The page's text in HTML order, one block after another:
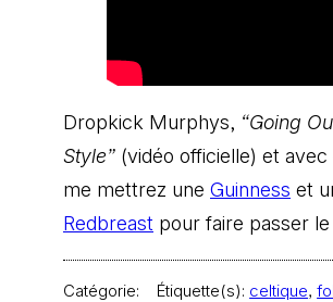
Dropkick Murphys, “Going
Style” (vidéo officielle) et avec
me mettrez une Guinness et
Redbreast pour faire passer
Catégorie:
Étiquette(s): celtique,